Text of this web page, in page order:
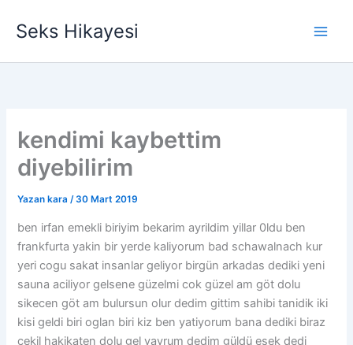
atlaSeks Hikayesi
kendimi kaybettim
diyebilirim
Yazan kara/30 Mart 2019
ben irfan emekli biriyim bekarim ayrildim yillar 0ldu ben
frankfurta yakin bir yerde kaliyorum bad schawalnach kur
yeri cogu sakat insanlar geliyor birgün arkadas dediki yeni
sauna aciliyor gelsene güzelmi cok güzel am göt dolu
sikecen göt am bulursun olur dedim gittim sahibi tanidik iki
kisi geldi biri oglan biri kiz ben yatiyorum bana dediki biraz
cekil hakikaten dolu gel yavrum dedim güldü esek dedi